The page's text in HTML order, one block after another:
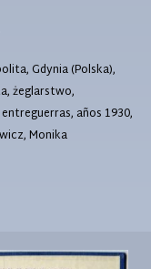
Gdynia (Polska),
żeglarstwo,
años 1930,
Monika